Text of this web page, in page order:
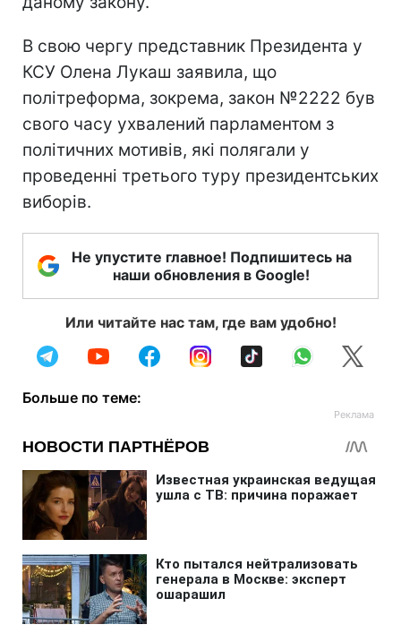
В свою чергу представник Президента у
КСУ Олена Лукаш заявила, що
політреформа, зокрема, закон №2222 був
свого часу ухвалений парламентом з
політичних мотивів, які полягали у
проведенні третього туру президентських
виборів.
Не упустите главное! Подпишитесь на
наши обновления в Google!
Или читайте нас там, где вам удобно!
Больше по теме: